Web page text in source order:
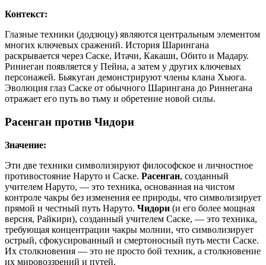
Контекст:
Глазные техники (додзюцу) являются центральным элементом
многих ключевых сражений. История Шарингана
раскрывается через Саске, Итачи, Какаши, Обито и Мадару.
Риннеган появляется у Пейна, а затем у других ключевых
персонажей. Бьякуган демонстрируют члены клана Хьюга.
Эволюция глаз Саске от обычного Шарингана до Риннегана
отражает его путь во тьму и обретение новой силы.
Расенган против Чидори
Значение:
Эти две техники символизируют философское и личностное
противостояние Наруто и Саске. Расенган, созданный
учителем Наруто, — это техника, основанная на чистом
контроле чакры без изменения ее природы, что символизирует
прямой и честный путь Наруто. Чидори (и его более мощная
версия, Райкири), созданный учителем Саске, — это техника,
требующая концентрации чакры молнии, что символизирует
острый, сфокусированный и смертоносный путь мести Саске.
Их столкновения — это не просто бой техник, а столкновение
их мировоззрений и путей.